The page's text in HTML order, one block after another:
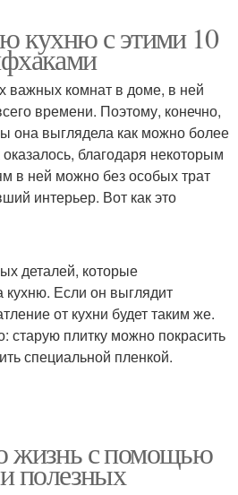
кухню с этими 10
комнат в доме, в ней
времени. Поэтому, конечно,
она выглядела как можно более
благодаря некоторым
в ней можно без особых трат
интерьер. Вот как это
деталей, которые
Если он выглядит
от кухни будет таким же.
старую плитку можно покрасить
специальной пленкой.
жизнь с помощью
полезных